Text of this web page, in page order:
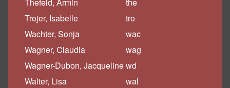
Trojer, Isabelle
tro
Wachter, Sonja
wac
Wagner, Claudia
wag
Wagner-Dubon, Jacquelinewd
Walter, Lisa
wal